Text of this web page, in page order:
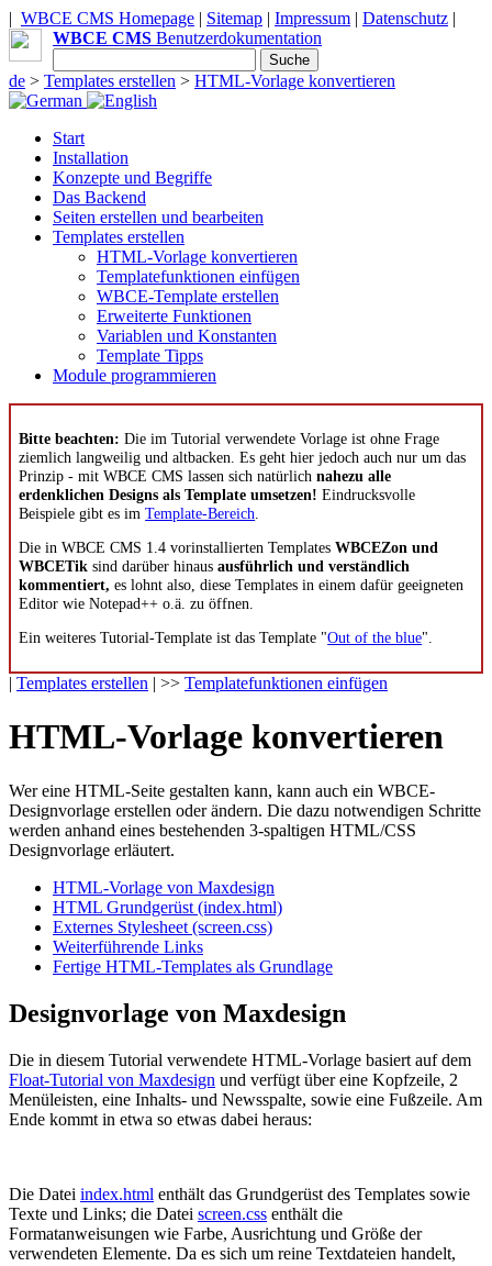
| WBCE CMS Homepage | Sitemap | Impressum | Datenschutz |
WBCE CMS Benutzerdokumentation
de > Templates erstellen > HTML-Vorlage konvertieren
Start
Installation
Konzepte und Begriffe
Das Backend
Seiten erstellen und bearbeiten
Templates erstellen
HTML-Vorlage konvertieren
Templatefunktionen einfügen
WBCE-Template erstellen
Erweiterte Funktionen
Variablen und Konstanten
Template Tipps
Module programmieren
Bitte beachten: Die im Tutorial verwendete Vorlage ist ohne Frage
ziemlich langweilig und altbacken. Es geht hier jedoch auch nur um das
Prinzip - mit WBCE CMS lassen sich natürlichnahezu alle
erdenklichen Designs als Template umsetzen!Eindrucksvolle
Beispiele gibt es imTemplate-Bereich
Die in WBCE CMS 1.4 vorinstallierten TemplatesWBCEZon und
WBCETik sind darüber hinausausführlich und verständlich
kommentiert,es lohnt also, diese Templates in einem dafür geeigneten
Editor wie Notepad++ o.ä. zu öffnen.
Ein weiteres Tutorial-Template ist das Template "Out of the blue".
| Templates erstellen | >> Templatefunktionen einfügen
HTML-Vorlage konvertieren
Wer eine HTML-Seite gestalten kann, kann auch ein WBCE-
Designvorlage erstellen oder ändern. Die dazu notwendigen Schritte
werden anhand eines bestehenden 3-spaltigen HTML/CSS
Designvorlage erläutert.
HTML-Vorlage von Maxdesign
HTML Grundgerüst (index.html)
Externes Stylesheet (screen.css)
Weiterführende Links
Fertige HTML-Templates als Grundlage
Designvorlage von Maxdesign
Die in diesem Tutorial verwendete HTML-Vorlage basiert auf dem
Float-Tutorial von Maxdesign und verfügt über eine Kopfzeile, 2
Menüleisten, eine Inhalts- und Newsspalte, sowie eine Fußzeile. Am
Ende kommt in etwa so etwas dabei heraus:
Die Datei index.html enthält das Grundgerüst des Templates sowie
Texte und Links; die Datei screen.css enthält die
Formatanweisungen wie Farbe, Ausrichtung und Größe der
verwendeten Elemente. Da es sich um reine Textdateien handelt,